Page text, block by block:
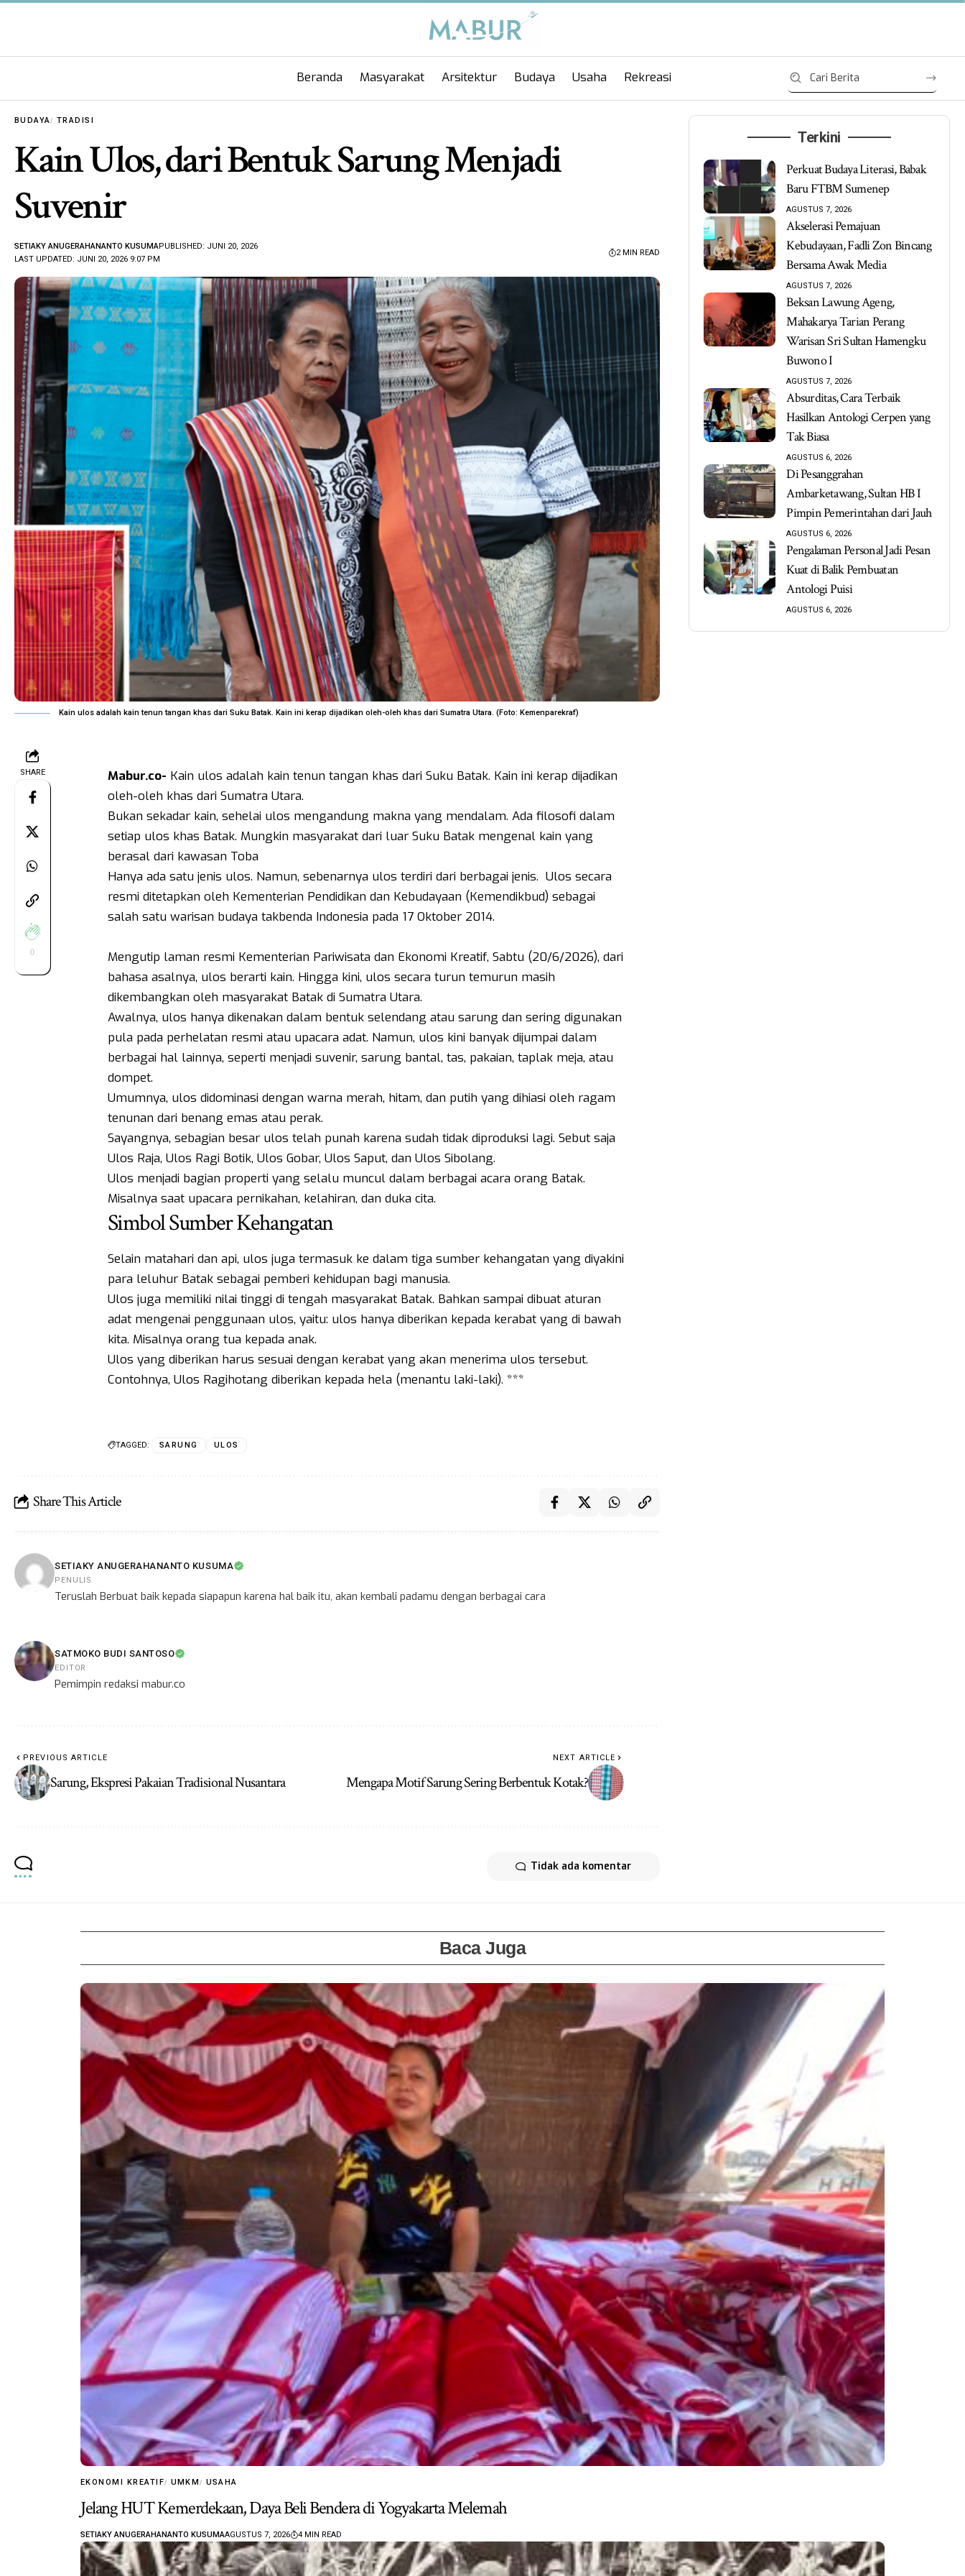
Beranda Masyarakat Arsitektur Budaya Usaha Rekreasi
BUDAYA TRADISI
Kain Ulos, dari Bentuk Sarung Menjadi
Suvenir
LAST UPDATED: JUNI 20, 2026 9:07 PM
SETIAKY ANUGERAHANANTO KUSUMAPUBLISHED: JUNI 20, 2026
2 MIN READ
Kain ulos adalah kain tenun tangan khas dari Suku Batak. Kain ini kerap dijadikan oleh-oleh khas dari Sumatra Utara. (Foto: Kemenparekraf)
SHARE
0
Mabur.co- Kain ulos adalah kain tenun tangan khas dari Suku Batak. Kain ini kerap dijadikan
oleh-oleh khas dari Sumatra Utara.
Bukan sekadar kain, sehelai ulos mengandung makna yang mendalam. Ada filosofi dalam
setiap ulos khas Batak. Mungkin masyarakat dari luar Suku Batak mengenal kain yang
berasal dari kawasan Toba
Hanya ada satu jenis ulos. Namun, sebenarnya ulos terdiri dari berbagai jenis. Ulos secara
resmi ditetapkan oleh Kementerian Pendidikan dan Kebudayaan (Kemendikbud) sebagai
salah satu warisan budaya takbenda Indonesia pada 17 Oktober 2014.
Mengutip laman resmi Kementerian Pariwisata dan Ekonomi Kreatif, Sabtu (20/6/2026), dari
bahasa asalnya, ulos berarti kain. Hingga kini, ulos secara turun temurun masih
dikembangkan oleh masyarakat Batak di Sumatra Utara.
Awalnya, ulos hanya dikenakan dalam bentuk selendang atau sarung dan sering digunakan
pula pada perhelatan resmi atau upacara adat. Namun, ulos kini banyak dijumpai dalam
berbagai hal lainnya, seperti menjadi suvenir, sarung bantal, tas, pakaian, taplak meja, atau
dompet.
Umumnya, ulos didominasi dengan warna merah, hitam, dan putih yang dihiasi oleh ragam
tenunan dari benang emas atau perak.
Sayangnya, sebagian besar ulos telah punah karena sudah tidak diproduksi lagi. Sebut saja
Ulos Raja, Ulos Ragi Botik, Ulos Gobar, Ulos Saput, dan Ulos Sibolang.
Ulos menjadi bagian properti yang selalu muncul dalam berbagai acara orang Batak.
Misalnya saat upacara pernikahan, kelahiran, dan duka cita.
Simbol Sumber Kehangatan
Selain matahari dan api, ulos juga termasuk ke dalam tiga sumber kehangatan yang diyakini
para leluhur Batak sebagai pemberi kehidupan bagi manusia.
Ulos juga memiliki nilai tinggi di tengah masyarakat Batak. Bahkan sampai dibuat aturan
adat mengenai penggunaan ulos, yaitu: ulos hanya diberikan kepada kerabat yang di bawah
kita. Misalnya orang tua kepada anak.
Ulos yang diberikan harus sesuai dengan kerabat yang akan menerima ulos tersebut.
Contohnya, Ulos Ragihotang diberikan kepada hela (menantu laki-laki). ***
TAGGED: SARUNG ULOS
Share This Article
SETIAKY ANUGERAHANANTO KUSUMA
PENULIS
Teruslah Berbuat baik kepada siapapun karena hal baik itu, akan kembali padamu dengan berbagai cara
SATMOKO BUDI SANTOSO
EDITOR
Pemimpin redaksi mabur.co
PREVIOUS ARTICLE
Sarung, Ekspresi Pakaian Tradisional Nusantara
NEXT ARTICLE
Mengapa Motif Sarung Sering Berbentuk Kotak?
Tidak ada komentar
Terkini
Perkuat Budaya Literasi, Babak
Baru FTBM Sumenep
AGUSTUS 7, 2026
Akselerasi Pemajuan
Kebudayaan, Fadli Zon Bincang
Bersama Awak Media
AGUSTUS 7, 2026
Beksan Lawung Ageng,
Mahakarya Tarian Perang
Warisan Sri Sultan Hamengku
Buwono I
AGUSTUS 7, 2026
Absurditas, Cara Terbaik
Hasilkan Antologi Cerpen yang
Tak Biasa
AGUSTUS 6, 2026
Di Pesanggrahan
Ambarketawang, Sultan HB I
Pimpin Pemerintahan dari Jauh
AGUSTUS 6, 2026
Pengalaman Personal Jadi Pesan
Kuat di Balik Pembuatan
Antologi Puisi
AGUSTUS 6, 2026
Baca Juga
EKONOMI KREATIF UMKM USAHA
Jelang HUT Kemerdekaan, Daya Beli Bendera di Yogyakarta Melemah
SETIAKY ANUGERAHANANTO KUSUMAAGUSTUS 7, 2026 4 MIN READ